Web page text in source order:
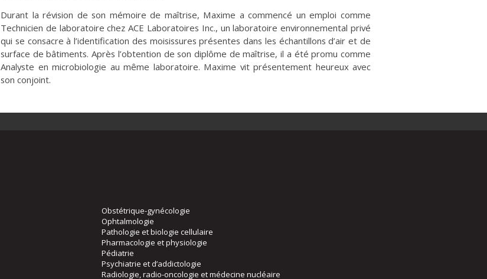
Durant la révision de son mémoire de maîtrise, Maxime a commencé un emploi comme
Technicien de laboratoire chez ACE Laboratoires Inc., un laboratoire environnemental privé
qui se consacre à l’identification des moisissures présentes dans les échantillons d’air et de
surface de bâtiments. Après l’obtention de son diplôme de maîtrise, il a été promu comme
Analyste en microbiologie au même laboratoire. Maxime vit présentement heureux avec
son conjoint.
Obstétrique-gynécologie
Ophtalmologie
Pathologie et biologie cellulaire
Pharmacologie et physiologie
Pédiatrie
Psychiatrie et d’addictologie
Radiologie, radio-oncologie et médecine nucléaire